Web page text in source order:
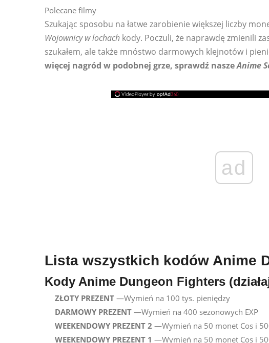
Polecane filmy
Szukając sposobu na łatwe zarobienie większej liczby
Wojownicy w lochach kody. Poczuli, że naprawdę zmienili
szukałem, ale także mnóstwo darmowych klejnotów i
więcej nagród w podobnej grze, sprawdź naszeAnime
ad
Lista wszystkich kodów Anime
Kody Anime Dungeon Fighters
ZŁOTY PREZENT —Wymień na 100 tys. pieniędzy
DARMOWY PREZENT —Wymień na 400 sezonowych EXP
WEEKENDOWY PREZENT 2 —Wymień na 50 monet Cos i
WEEKENDOWY PREZENT 1 —Wymień na 50 monet Cos i